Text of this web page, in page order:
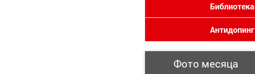
Библиотека
Антидопинг
Фото месяца